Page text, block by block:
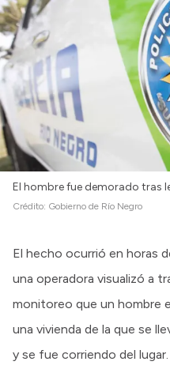
El hombre fue demorado tras
Crédito: Gobierno de Río Negro
El hecho ocurrió en horas
una operadora visualizó a
monitoreo que un hombre
una vivienda de la que se
y se fue corriendo del lugar.